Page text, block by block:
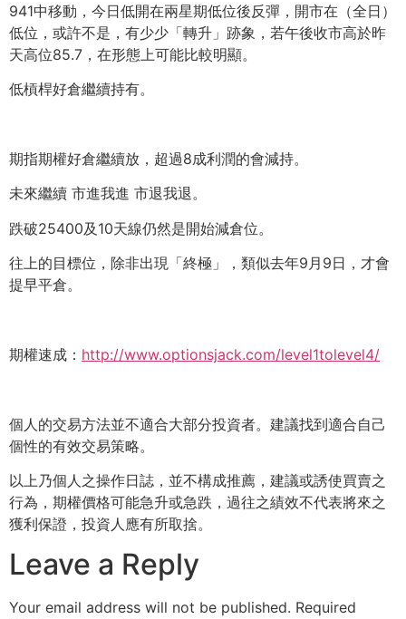
941中移動，今日低開在兩星期低位後反彈，開市在（全日）
低位，或許不是，有少少「轉升」跡象，若午後收市高於昨
天高位85.7，在形態上可能比較明顯。
低槓桿好倉繼續持有。
期指期權好倉繼續放，超過8成利潤的會減持。
未來繼續 市進我進 市退我退。
跌破25400及10天線仍然是開始減倉位。
往上的目標位，除非出現「終極」，類似去年9月9日，才會
提早平倉。
期權速成： http://www.optionsjack.com/level1tolevel4/
個人的交易方法並不適合大部分投資者。建議找到適合自己
個性的有效交易策略。
以上乃個人之操作日誌，並不構成推薦，建議或誘使買賣之
行為，期權價格可能急升或急跌，過往之績效不代表將來之
獲利保證，投資人應有所取捨。
Leave a Reply
Your email address will not be published. Required